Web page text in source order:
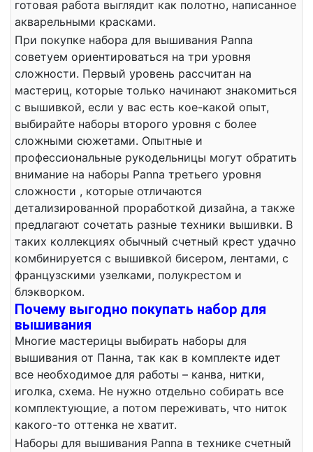
готовая работа выглядит как полотно, написанное
акварельными красками.
При покупке набора для вышивания Panna
советуем ориентироваться на три уровня
сложности. Первый уровень рассчитан на
мастериц, которые только начинают знакомиться
с вышивкой, если у вас есть кое-какой опыт,
выбирайте наборы второго уровня с более
сложными сюжетами. Опытные и
профессиональные рукодельницы могут обратить
внимание на наборы Panna третьего уровня
сложности , которые отличаются
детализированной проработкой дизайна, а также
предлагают сочетать разные техники вышивки. В
таких коллекциях обычный счетный крест удачно
комбинируется с вышивкой бисером, лентами, с
французскими узелками, полукрестом и
блэкворком.
Почему выгодно покупать набор для
вышивания
Многие мастерицы выбирать наборы для
вышивания от Панна, так как в комплекте идет
все необходимое для работы – канва, нитки,
иголка, схема. Не нужно отдельно собирать все
комплектующие, а потом переживать, что ниток
какого-то оттенка не хватит.
Наборы для вышивания Panna в технике счетный